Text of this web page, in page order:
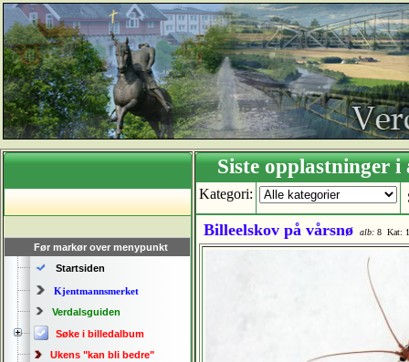
Før markør over menypunkt
Startsiden
Kjentmannsmerket
Verdalsguiden
Søke i billedalbum
Ukens "kan bli bedre"
Siste
Kategori:
Billeelskov på vårsnø alb: 8